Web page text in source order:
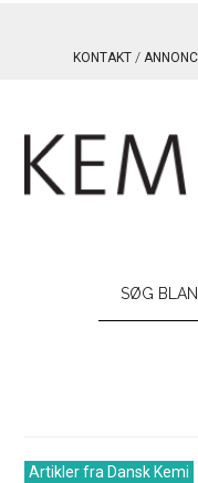
KONTAKT
Artikler fra Dansk Kemi